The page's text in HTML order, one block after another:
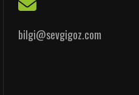
bilgi@sevgigoz.com